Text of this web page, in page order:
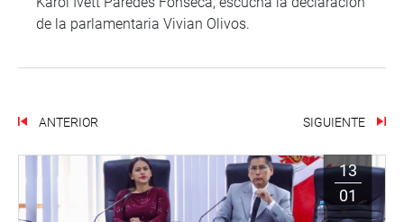
de la parlamentaria Vivian Olivos.
ANTERIOR SIGUIENTE
13
01